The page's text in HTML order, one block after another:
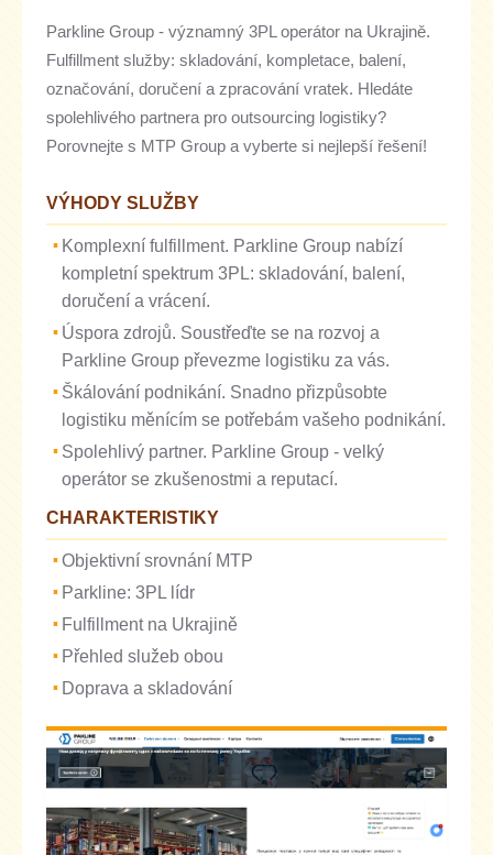
Parkline Group - významný 3PL operátor na Ukrajině.
Fulfillment služby: skladování, kompletace, balení,
označování, doručení a zpracování vratek. Hledáte
spolehlivého partnera pro outsourcing logistiky?
Porovnejte s MTP Group a vyberte si nejlepší řešení!
VÝHODY SLUŽBY
Komplexní fulfillment. Parkline Group nabízí
kompletní spektrum 3PL: skladování, balení,
doručení a vrácení.
Úspora zdrojů. Soustřeďte se na rozvoj a
Parkline Group převezme logistiku za vás.
Škálování podnikání. Snadno přizpůsobte
logistiku měnícím se potřebám vašeho podnikání.
Spolehlivý partner. Parkline Group - velký
operátor se zkušenostmi a reputací.
CHARAKTERISTIKY
Objektivní srovnání MTP
Parkline: 3PL lídr
Fulfillment na Ukrajině
Přehled služeb obou
Doprava a skladování